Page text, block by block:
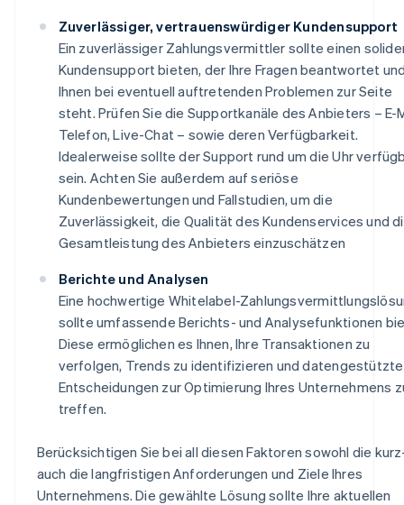
Zuverlässiger, vertrauenswürdiger Kundensupport
Ein zuverlässiger Zahlungsvermittler sollte einen
Kundensupport bieten, der Ihre Fragen beantwortet
Ihnen bei eventuell auftretenden Problemen zur Seite
steht. Prüfen Sie die Supportkanäle des Anbieters – E-
Telefon, Live-Chat – sowie deren Verfügbarkeit.
Idealerweise sollte der Support rund um die Uhr
sein. Achten Sie außerdem auf seriöse
Kundenbewertungen und Fallstudien, um die
Zuverlässigkeit, die Qualität des Kundenservices und
Gesamtleistung des Anbieters einzuschätzen
Berichte und Analysen
Eine hochwertige Whitelabel-
sollte umfassende Berichts- und Analysefunktionen
Diese ermöglichen es Ihnen, Ihre Transaktionen zu
verfolgen, Trends zu identifizieren und datengestützte
Entscheidungen zur Optimierung Ihres Unternehmens
treffen.
Berücksichtigen Sie bei all diesen Faktoren sowohl die
auch die langfristigen Anforderungen und Ziele Ihres
Unternehmens. Die gewählte Lösung sollte Ihre aktuellen